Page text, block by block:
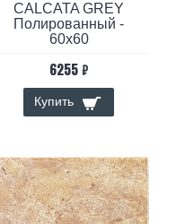
CALCATA GREY
Полированный -
60x60
6255 ₽
Купить